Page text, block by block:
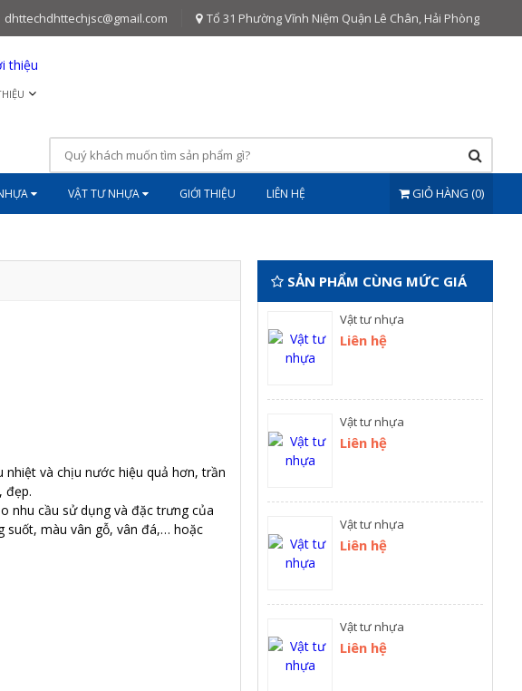
dhttechdhttechjsc@gmail.com Tổ 31 Phường Vĩnh Niệm Quận Lê Chân, Hải Phòng
VẬT TƯ NHỰA GIỚI THIỆU LIÊN HỆ GIỎ HÀNG (0)
và chịu nước hiệu quả hơn, trần
đẹp.
nhu cầu sử dụng và đặc trưng của
suốt, màu vân gỗ, vân đá,… hoặc
SẢN PHẨM CÙNG MỨC GIÁ
Vật tư nhựa
Liên hệ
Vật tư nhựa
Liên hệ
Vật tư nhựa
Liên hệ
Vật tư nhựa
Liên hệ